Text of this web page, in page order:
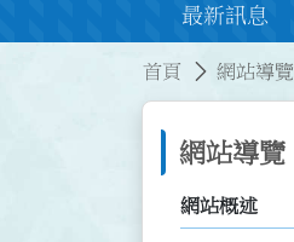
最新訊息
首頁 網站導覽
網站導覽
網站概述